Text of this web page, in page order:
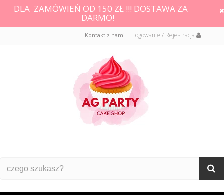
DLA ZAMÓWIEŃ OD 150 ZŁ !!! DOSTAWA ZA
DARMO!
Logowanie / Rejestracja
Kontakt z nami